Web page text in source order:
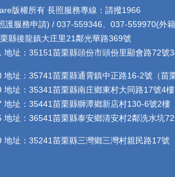
版權所有 長照服務專線：請撥1966
護服務申請) / 037-559346、037-559970(外
龍鎮大庄里21鄰光華路369號
址：35151苗栗縣頭份市頭份里顯會路72號3
址：35741苗栗縣通霄鎮中正路16-2號（苗
址：35341苗栗縣南庄鄉東村大同路17號4樓
址：35441苗栗縣獅潭鄉新店村130-6號2樓
址：36541苗栗縣泰安鄉清安村2鄰洗水坑
址：35241苗栗縣三灣鄉三灣村親民路17號